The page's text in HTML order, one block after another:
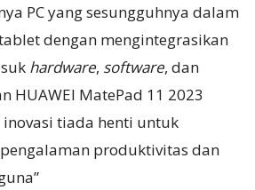
PC yang sesungguhnya dalam
dengan mengintegrasikan
hardware, software, dan
HUAWEI MatePad 11 2023
tiada henti untuk
produktivitas dan